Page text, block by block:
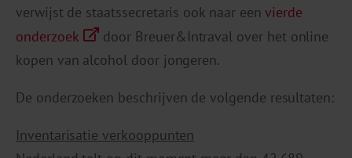
verwijst de staatssecretaris ook naar eenvierde
onderzoek
door Breuer&Intraval over het online
kopen van alcohol door jongeren.
De onderzoeken beschrijven de volgende resultaten:
Inventarisatie verkooppunten